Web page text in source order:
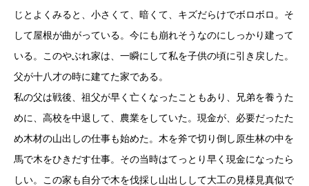
じとよくみると、小さくて、暗くて、キズだらけでボロボロ。そ
して屋根が曲がっている。今にも崩れそうなのにしっかり建って
いる。このやぶれ家は、一瞬にして私を子供の頃に引き戻した。
父が十八才の時に建てた家である。
私の父は戦後、祖父が早く亡くなったこともあり、兄弟を養うた
めに、高校を中退して、農業をしていた。現金が、必要だったた
め木材の山出しの仕事も始めた。木を斧で切り倒し原生林の中を
馬で木をひきだす仕事。その当時はてっとり早く現金になったら
しい。この家も自分で木を伐採し山出しして大工の見様見真似で